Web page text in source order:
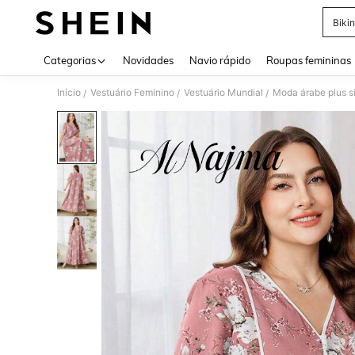
Categorias Novidades Navio rápido Roupas femininas
Início / Vestuário Feminino / Vestuário Mundial / Moda árabe plus